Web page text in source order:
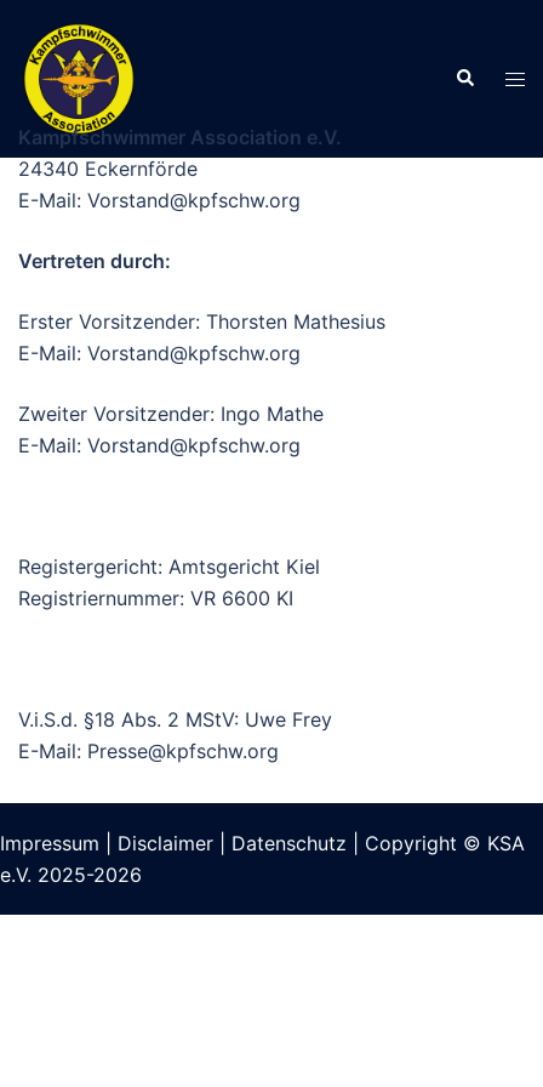
Inhalt
springen
Suche
Kampfschwimmer Association e.V.
24340 Eckernförde
E-Mail: Vorstand@kpfschw.org
Vertreten durch:
Erster Vorsitzender: Thorsten Mathesius
E-Mail: Vorstand@kpfschw.org
Zweiter Vorsitzender: Ingo Mathe
E-Mail: Vorstand@kpfschw.org
Registergericht: Amtsgericht Kiel
Registriernummer: VR 6600 KI
V.i.S.d. §18 Abs. 2 MStV: Uwe Frey
E-Mail: Presse@kpfschw.org
Impressum Disclaimer Datenschutz
| Copyright © KSA
e.V. 2025-2026